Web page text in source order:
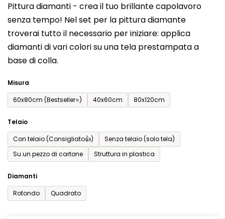
Pittura diamanti - crea il tuo brillante capolavoro
senza tempo! Nel set per la pittura diamante
troverai tutto il necessario per iniziare: applica
diamanti di vari colori su una tela prestampata a
base di colla.
Misura
60x80cm (Bestseller⭐)
40x60cm 80x120cm
Telaio
Con telaio (Consigliato👍)
Senza telaio (solo tela)
Su un pezzo di cartone
Struttura in plastica
Diamanti
Rotondo
Quadrato
prodotto
è
0,0
su
5